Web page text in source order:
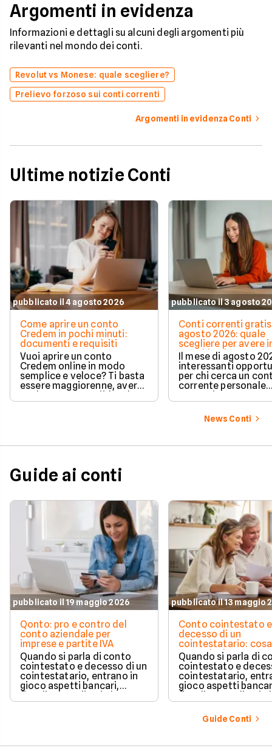
Argomenti in evidenza
Informazioni e dettagli su alcuni degli argomenti più
rilevanti nel mondo dei conti.
Revolut vs Monese: quale scegliere?
Prelievo forzoso sui conti correnti
Argomenti in evidenza Conti
Ultime notizie Conti
pubblicato il 4 agosto 2026
Come aprire un conto
Credem in pochi minuti:
documenti e requisiti
Vuoi aprire un conto
Credem online in modo
semplice e veloce? Ti basta
essere maggiorenne, avere
SPID e preparare pochi dati
requisiti e i passaggi
pubblicato il 3 agosto
Conti correnti
agosto 2026: quale
scegliere per avere
e cashback?
Il mese di agosto
interessanti
per chi cerca un
corrente personale
News Conti
Guide ai conti
pubblicato il 19 maggio 2026
Qonto: pro e contro del
conto aziendale per
imprese e partite IVA
Quando si parla di conto
cointestato e decesso di un
cointestatario, entrano in
gioco aspetti bancari,
spesso generano
pubblicato il 13 maggio
Conto cointestato e
decesso di un
cointestatario: cosa
succede davvero
blocchi, quote e
successione
Quando si parla di
cointestato e
cointestatario,
gioco aspetti
spesso generano
confusione.
Guide Conti